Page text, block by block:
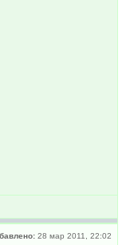
28 мар 2011, 22:02